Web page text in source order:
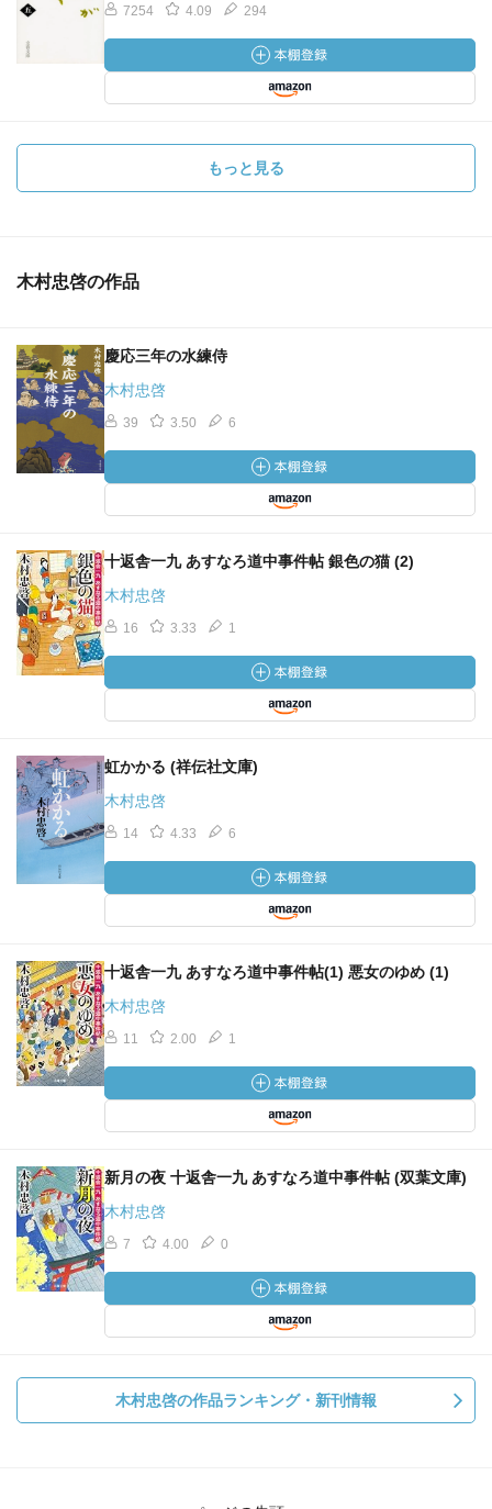
7254 4.09 294
もっと見る
木村忠啓の作品
慶応三年の水練侍
木村忠啓
39 3.50 6
十返舎一九 あすなろ道中事件帖 銀色の猫 (2)
木村忠啓
16 3.33 1
虹かかる (祥伝社文庫)
木村忠啓
14 4.33 6
十返舎一九 あすなろ道中事件帖(1) 悪女のゆめ (1)
木村忠啓
11 2.00 1
新月の夜 十返舎一九 あすなろ道中事件帖 (双葉文庫)
木村忠啓
7 4.00 0
木村忠啓の作品ランキング・新刊情報